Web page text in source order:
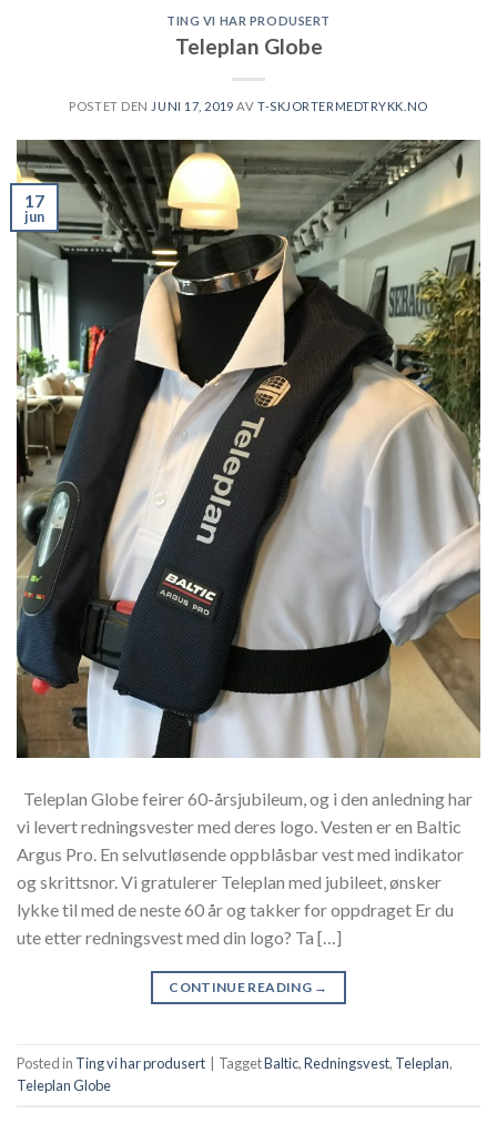
TING VI HAR PRODUSERT
Teleplan Globe
POSTET DEN JUNI 17, 2019 AV T-SKJORTERMEDTRYKK.NO
17
jun
Teleplan Globe feirer 60-årsjubileum, og i den anledning har
vi levert redningsvester med deres logo. Vesten er en Baltic
Argus Pro. En selvutløsende oppblåsbar vest med indikator
og skrittsnor. Vi gratulerer Teleplan med jubileet, ønsker
lykke til med de neste 60 år og takker for oppdraget Er du
ute etter redningsvest med din logo? Ta […]
CONTINUE READING →
Posted in Ting vi har produsert TaggetBaltic,Redningsvest, Teleplan,
Teleplan Globe